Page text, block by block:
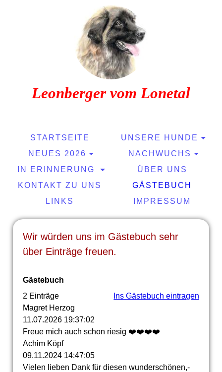
Leonberger vom Lonetal
STARTSEITE
UNSERE HUNDE
NEUES 2026
NACHWUCHS
IN ERINNERUNG
ÜBER UNS
KONTAKT ZU UNS
GÄSTEBUCH
LINKS
IMPRESSUM
Wir würden uns im Gästebuch sehr
über Einträge freuen.
Gästebuch
2 Einträge
Ins Gästebuch eintragen
Magret Herzog
11.07.2026 19:37:02
Freue mich auch schon riesig ❤️❤️❤️❤️
Achim Köpf
09.11.2024 14:47:05
Vielen lieben Dank für diesen wunderschö­nen,­